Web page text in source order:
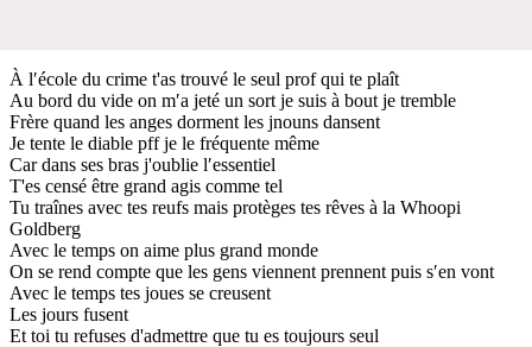
À l′école du crime t'as trouvé le seul prof qui te plaît
Au bord du vide on m′a jeté un sort je suis à bout je tremble
Frère quand les anges dorment les jnouns dansent
Je tente le diable pff je le fréquente même
Car dans ses bras j'oublie l′essentiel
T'es censé être grand agis comme tel
Tu traînes avec tes reufs mais protèges tes rêves à la Whoopi
Goldberg
Avec le temps on aime plus grand monde
On se rend compte que les gens viennent prennent puis s′en vont
Avec le temps tes joues se creusent
Les jours fusent
Et toi tu refuses d'admettre que tu es toujours seul